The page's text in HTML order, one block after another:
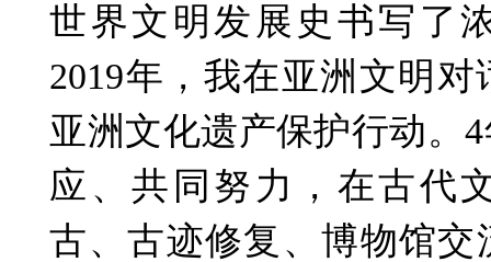
世界文明发展史书写了
2019年，我在亚洲文明
亚洲文化遗产保护行动。
应、共同努力，在古代
古、古迹修复、博物馆交